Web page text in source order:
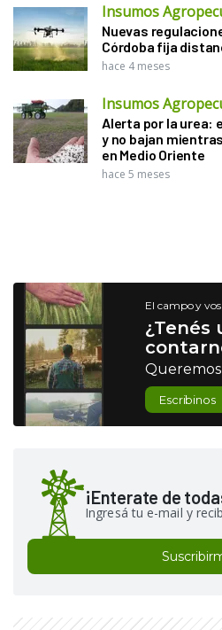
Insumos
Nuevas
Córdoba fija
hace 4 meses
Insumos
Alerta por la urea:
y no bajan
en Medio Oriente
hace 5 meses
El campo y vos
¿Tenés
Escribinos
¡Enterate de
Ingresá tu e-mail y